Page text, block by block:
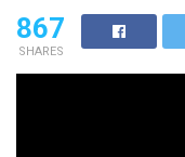
867
SHARES